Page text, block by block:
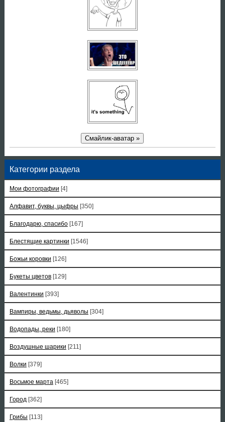
Смайлик-аватар »
Категории раздела
Мои фотографии [4]
Алфавит, буквы, цыфры [350]
Благодарю, спасибо [167]
Блестящие картинки [1546]
Божьи коровки [126]
Букеты цветов [129]
Валентинки [393]
Вампиры, ведьмы, дьяволы [304]
Водопады, реки [180]
Воздушные шарики [211]
Волки [379]
Восьмое марта [465]
Город [362]
Грибы [113]